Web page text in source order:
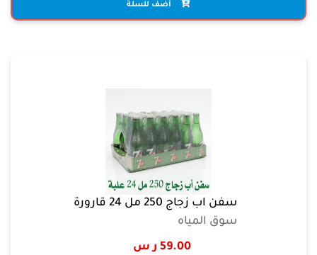
أضف للسلة
سفن اب زجاج 250 مل 24 قارورة
سوق المياه
59.00 ر س